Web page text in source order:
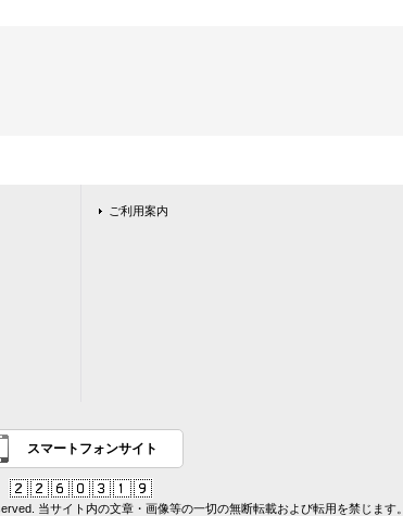
ご利用案内
スマートフォンサイト
当サイト内の文章・画像等の一切の無断転載および転用を禁じます。